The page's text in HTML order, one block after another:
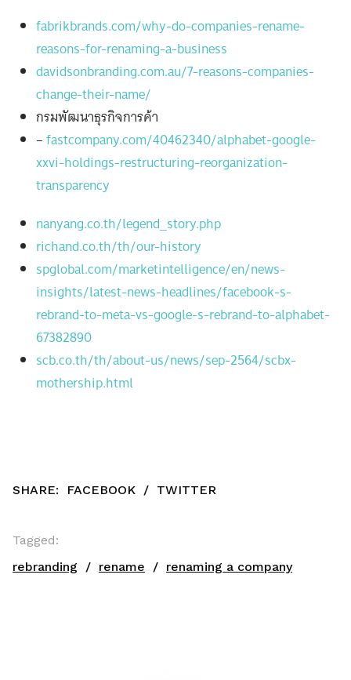
fabrikbrands.com/why-do-companies-rename-
reasons-for-renaming-a-business
davidsonbranding.com.au/7-reasons-companies-
change-their-name/
กรมพัฒนาธุรกิจการค้า
–fastcompany.com/40462340/alphabet-google-
xxvi-holdings-restructuring-reorganization-
transparency
nanyang.co.th/legend_story.php
richand.co.th/th/our-history
spglobal.com/marketintelligence/en/news-
insights/latest-news-headlines/facebook-s-
rebrand-to-meta-vs-google-s-rebrand-to-alphabet-
67382890
scb.co.th/th/about-us/news/sep-2564/scbx-
mothership.html
SHARE: FACEBOOK / TWITTER
Tagged:
rebranding
rename renaming a company